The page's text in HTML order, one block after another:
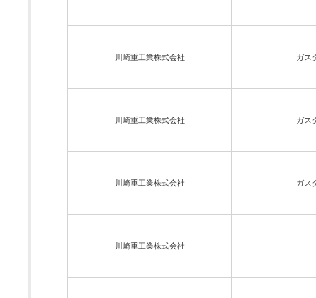
川崎重工業株式会社 ガス
川崎重工業株式会社 ガス
川崎重工業株式会社 ガス
川崎重工業株式会社